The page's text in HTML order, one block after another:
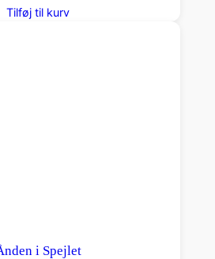
Tilføj til kurv
i Spejlet